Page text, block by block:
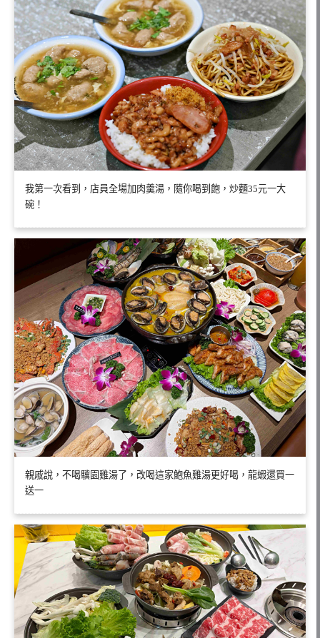
我第一次看到，店員全場加肉羹湯，隨你喝到飽，炒麵35元一大
碗！
親戚說，不喝驥園雞湯了，改喝這家鮑魚雞湯更好喝，龍蝦還買一
送一